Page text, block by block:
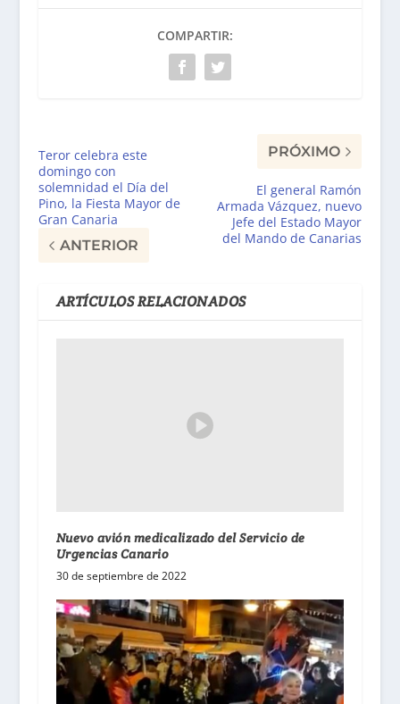
COMPARTIR:
Teror celebra este
domingo con
solemnidad el Día del
Pino, la Fiesta Mayor de
Gran Canaria
ANTERIOR
PRÓXIMO
El general Ramón
Armada Vázquez, nuevo
Jefe del Estado Mayor
del Mando de Canarias
ARTÍCULOS RELACIONADOS
Nuevo avión medicalizado del Servicio de
Urgencias Canario
30 de septiembre de 2022